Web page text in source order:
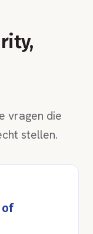
vragen die
stellen.
of